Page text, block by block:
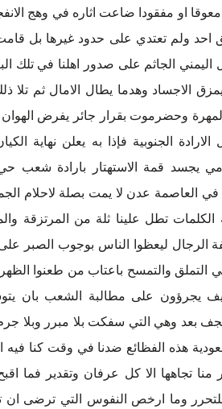
او مفقودا ضاعت اثاره في وهج
احد ولم تعتدي على حدود غيرها بل
اليمني الجاثم على صدور اهلنا في تلك
الاجساد وهدما يطال الامال ثم تلا
المهرة وحضرموت بقرار جائر يفرض
الجنوبية فإذا به يعلن نهاية
يجسد قمة الاستهتار بارادة شعب
عدن لا يمت بصلة لاحلام
الكلمات تطل علينا ثلة من المرتزقة
ليعظوا الناس بوجوب الصبر على
التملق والتمسح باعتاب من طعنوا
يجرؤون على مطالبة الشعب بان
تجف بعد وهي التي سفكت بلا مبرر وبلا
هذه الفظائع ضدنا في وقت كنا فيه
منا تجاهها الا كل عرفان وتقدير فما
وما ارخص النفوس التي ترضى ان